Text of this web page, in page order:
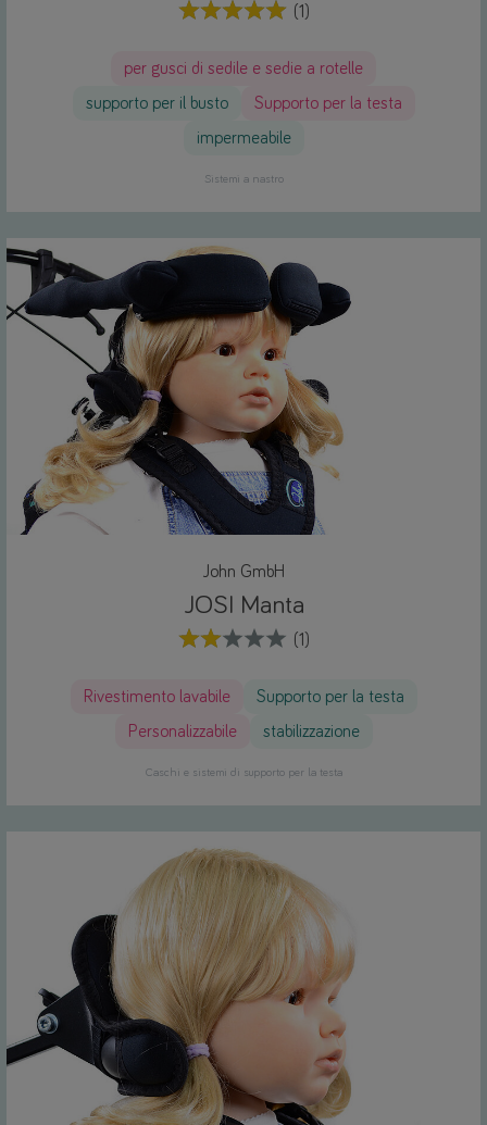
(1)
per gusci di sedile e sedie a rotelle
supporto per il busto
Supporto per la testa
impermeabile
Sistemi a nastro
John GmbH
JOSI Manta
(1)
Rivestimento lavabile
Supporto per la testa
Personalizzabile
stabilizzazione
Caschi e sistemi di supporto per la testa